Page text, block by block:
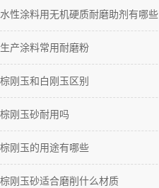
水性涂料用无机硬质耐磨助剂有哪些
生产涂料常用耐磨粉
棕刚玉和白刚玉区别
棕刚玉砂耐用吗
棕刚玉的用途有哪些
棕刚玉砂适合磨削什么材质